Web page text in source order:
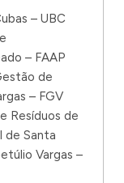
– UBC
– FAAP
de
– FGV
Resíduos de
de Santa
Vargas –